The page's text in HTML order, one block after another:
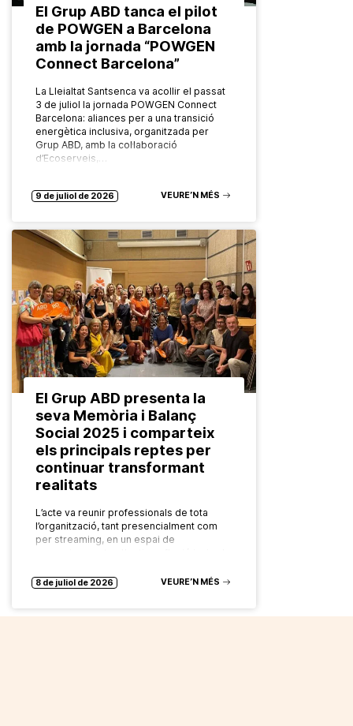
El Grup ABD tanca el pilot
de POWGEN a Barcelona
amb la jornada “POWGEN
Connect Barcelona”
La Lleialtat Santsenca va acollir el passat
3 de juliol la jornada POWGEN Connect
Barcelona: aliances per a una transició
energètica inclusiva, organitzada per
Grup ABD, amb la col·laboració
d’Ecoserveis,…
9 de juliol de 2026 VEURE’N MÉS
El Grup ABD presenta la
seva Memòria i Balanç
Social 2025 i comparteix
els principals reptes per
continuar transformant
realitats
L’acte va reunir professionals de tota
l’organització, tant presencialment com
per streaming, en un espai de
celebrat…
8 de juliol de 2026 VEURE’N MÉS